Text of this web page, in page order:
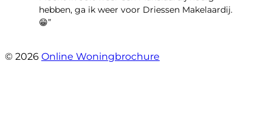
hebben, ga ik weer voor Driessen Makelaardij.
😁”
© 2026 Online Woningbrochure